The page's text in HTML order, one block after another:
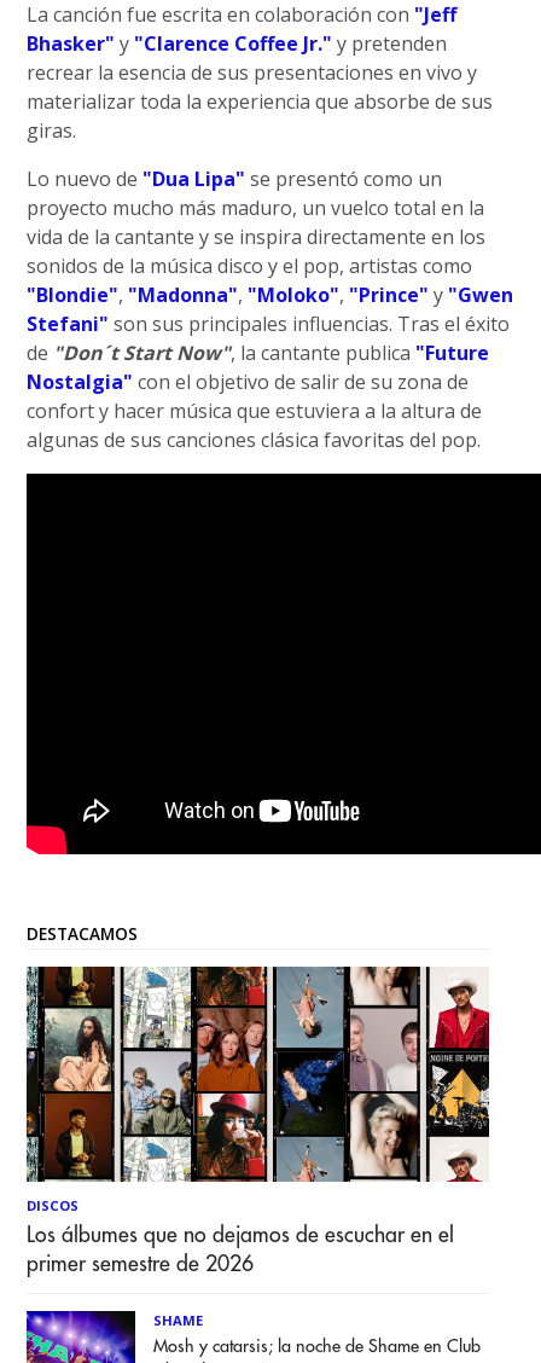
La canción fue escrita en colaboración con "Jeff
Bhasker" y "Clarence Coffee Jr." y pretenden
recrear la esencia de sus presentaciones en vivo y
materializar toda la experiencia que absorbe de sus
giras.
Lo nuevo de "Dua Lipa" se presentó como un
proyecto mucho más maduro, un vuelco total en la
vida de la cantante y se inspira directamente en los
sonidos de la música disco y el pop, artistas como
"Blondie", "Madonna", "Moloko", "Prince" y "Gwen
Stefani" son sus principales influencias. Tras el éxito
de "Don´t Start Now", la cantante publica "Future
Nostalgia" con el objetivo de salir de su zona de
confort y hacer música que estuviera a la altura de
algunas de sus canciones clásica favoritas del pop.
DESTACAMOS
DISCOS
Los álbumes que no dejamos de escuchar en el
primer semestre de 2026
SHAME
Mosh y catarsis; la noche de Shame en Club